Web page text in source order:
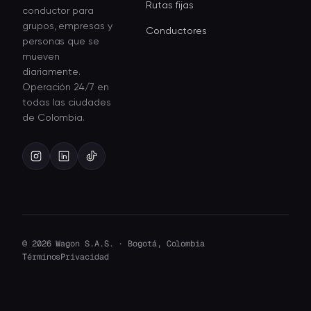
conductor para
grupos, empresas y
personas que se
mueven
diariamente.
Operación 24/7 en
todas las ciudades
de Colombia.
Rutas fijas
Conductores
© 2026 Wagon S.A.S. · Bogotá, Colombia
TérminosPrivacidad